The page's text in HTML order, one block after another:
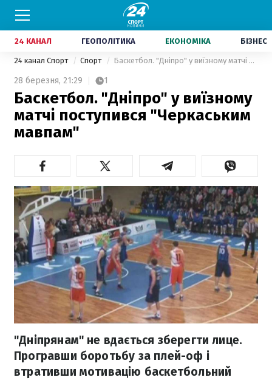
24 КАНАЛ ГЕОПОЛІТИКА ЕКОНОМІКА БІЗНЕС
24 канал Спорт Спорт Баскетбол. "Дніпро" у виїзному матчі поступився "Черкаським мавпам"
28 березня, 21:29 1
Баскетбол. "Дніпро" у виїзному
матчі поступився "Черкаським
мавпам"
"Дніпрянам" не вдається зберегти лице.
Програвши боротьбу за плей-оф і
втративши мотивацію баскетбольний